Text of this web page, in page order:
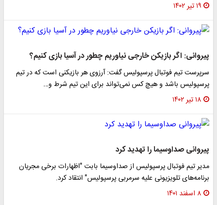
۱۹ تیر ۱۴۰۲
پیروانی: اگر بازیکن خارجی نیاوریم چطور در آسیا بازی کنیم؟
سرپرست تیم فوتبال پرسپولیس گفت: آرزوی هر بازیکنی است که در تیم
پرسپولیس باشد و هیچ کس نمی‌تواند برای این تیم شرط و…
۱۸ تیر ۱۴۰۲
پیروانی صداوسیما را تهدید کرد
مدیر تیم فوتبال پرسپولیس از صداوسیما بابت "اظهارات برخی مجریان
برنامه‌های تلویزیونی علیه سرمربی پرسپولیس" انتقاد کرد.
۸ اسفند ۱۴۰۱